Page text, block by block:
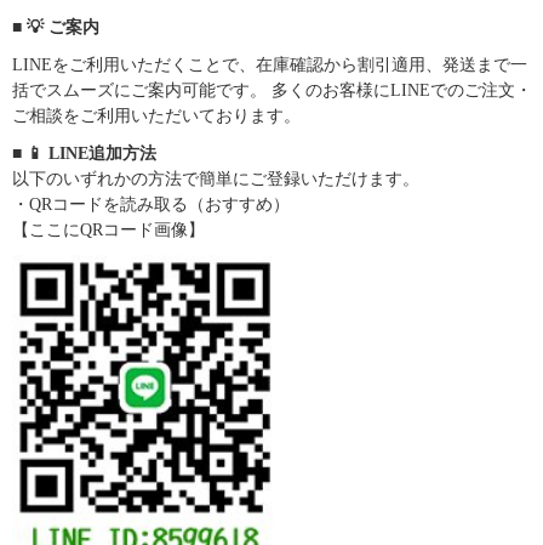
■ 💡 ご案内
LINEをご利用いただくことで、在庫確認から割引適用、発送まで一
括でスムーズにご案内可能です。 多くのお客様にLINEでのご注文・
ご相談をご利用いただいております。
■ 📱 LINE追加方法
以下のいずれかの方法で簡単にご登録いただけます。
・QRコードを読み取る（おすすめ）
【ここにQRコード画像】